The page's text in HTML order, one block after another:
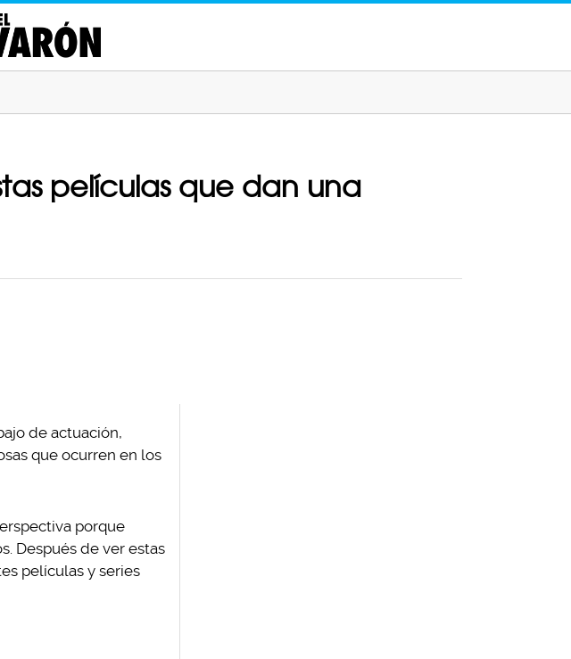
películas que dan una
de actuación,
que ocurren en los
porque
Después de ver estas
películas y series